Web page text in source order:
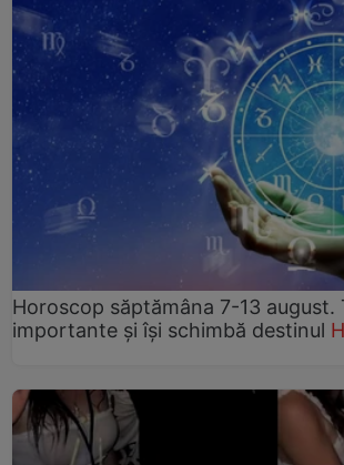
Horoscop săptămâna 7-13 august.
importante și își schimbă destinul